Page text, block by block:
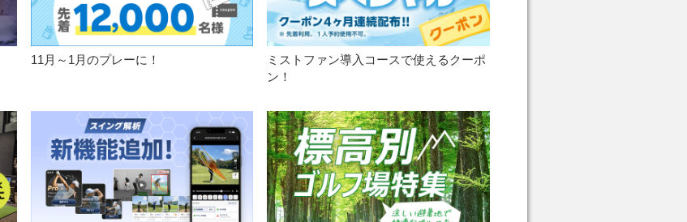
11月～1月のプレーに！
ミストファン導入コースで使えるクーポ
ン！